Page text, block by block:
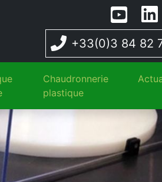
+33(0)3 84 82
Chaudronnerie
plastique